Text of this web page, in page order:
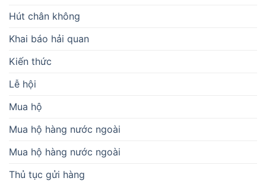
Hút chân không
Khai báo hải quan
Kiến thức
Lễ hội
Mua hộ
Mua hộ hàng nước ngoài
Mua hộ hàng nước ngoài
Thủ tục gửi hàng